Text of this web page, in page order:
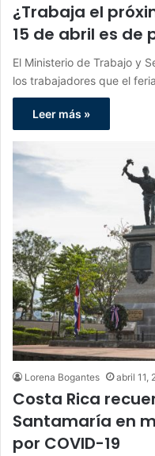
¿Trabaja el
15 de abril es
El Ministerio de Trabajo y
los trabajadores que el
Leer más »
Lorena Bogantes abril 11,
Costa Rica
Santamaría en
por COVID-19